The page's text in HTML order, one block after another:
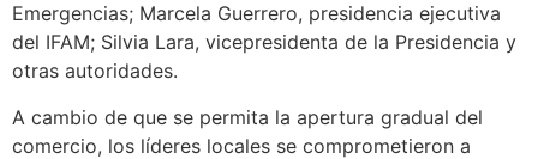
Emergencias; Marcela Guerrero, presidencia ejecutiva
del IFAM; Silvia Lara, vicepresidenta de la Presidencia y
otras autoridades.
A cambio de que se permita la apertura gradual del
comercio, los líderes locales se comprometieron a